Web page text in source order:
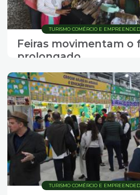
TURISMO COMÉRCIO E
Feiras movimentam o
prolongado
TURISMO COMÉRCIO E